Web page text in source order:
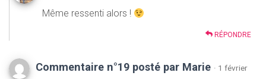
Même ressenti alors !
RÉPONDRE
Commentaire n°19 posté par Marie · 1 février